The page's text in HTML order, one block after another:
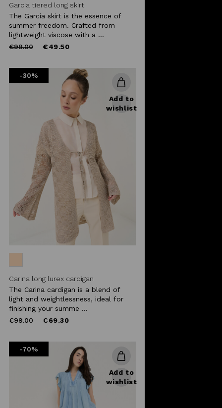
Garcia tiered long skirt
The Garcia skirt is the essence of
summer freedom. Crafted from
lightweight viscose with a ...
Price
€99.00to €49.50
-30%
Add to
wishlist
Carina long lurex cardigan
The Carina cardigan is a blend of
light and weightlessness, ideal for
finishing your summe ...
Price
€99.00to €69.30
-70%
Add to
wishlist